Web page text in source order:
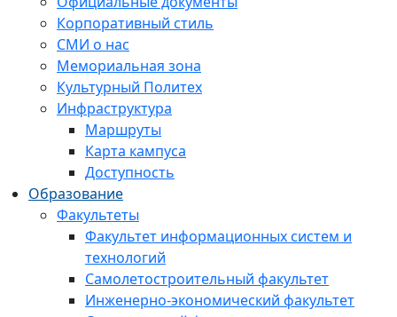
Корпоративный стиль
СМИ о нас
Мемориальная зона
Культурный Политех
Инфраструктура
Маршруты
Карта кампуса
Доступность
Образование
Факультеты
Факультет информационных систем и
технологий
Самолетостроительный факультет
Инженерно-экономический факультет